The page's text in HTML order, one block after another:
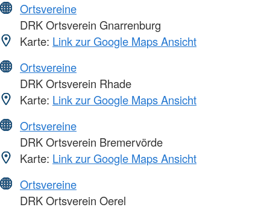
Ortsvereine
DRK Ortsverein Gnarrenburg
Karte: Link zur Google Maps Ansicht
Ortsvereine
DRK Ortsverein Rhade
Karte: Link zur Google Maps Ansicht
Ortsvereine
DRK Ortsverein Bremervörde
Karte: Link zur Google Maps Ansicht
Ortsvereine
DRK Ortsverein Oerel